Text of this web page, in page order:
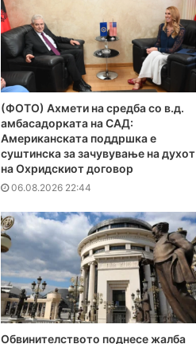
(ФОТО) Ахмети на средба со в.д.
амбасадорката на САД:
Американската поддршка е
суштинска за зачувување на духот
на Охридскиот договор
06.08.2026 22:44
Обвинителството поднесе жалба